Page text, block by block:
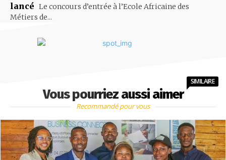
lancé Le concours d’entrée à l’Ecole Africaine des
Métiers de...
Vous pourriez aussi aimer
SIMILAIRE
Recommandé pour vous